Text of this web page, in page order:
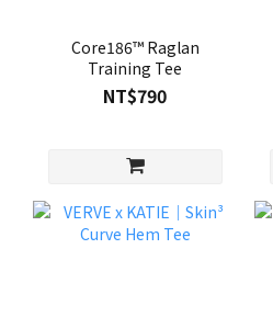
Core186™ Raglan
Training Tee
NT$790